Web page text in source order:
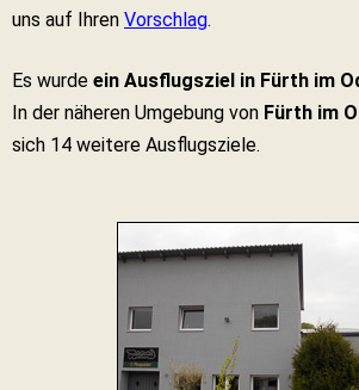
uns auf Ihren Vorschlag.
Es wurde ein Ausflugsziel in Fürth im
In der näheren Umgebung von Fürth im
sich 14 weitere Ausflugsziele.